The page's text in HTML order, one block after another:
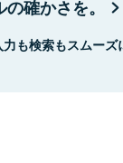
確かさを。
も検索もスムーズ